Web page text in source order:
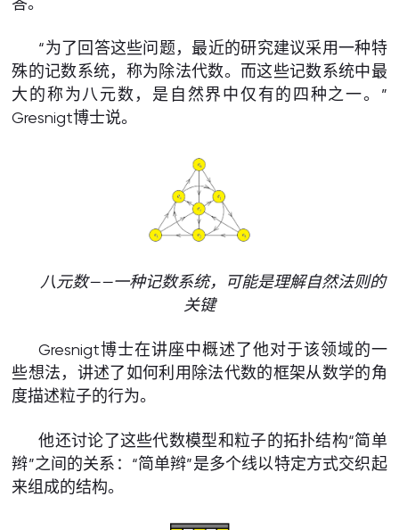
“为了回答这些问题，最近的研究建议采用一种特
殊的记数系统，称为除法代数。而这些记数系统中最
大的称为八元数，是自然界中仅有的四种之一。”
Gresnigt博士说。
八元数——一种记数系统，可能是理解自然法则的
关键
Gresnigt博士在讲座中概述了他对于该领域的一
些想法，讲述了如何利用除法代数的框架从数学的角
度描述粒子的行为。
他还讨论了这些代数模型和粒子的拓扑结构“简单
辫”之间的关系：“简单辫”是多个线以特定方式交织起
来组成的结构。